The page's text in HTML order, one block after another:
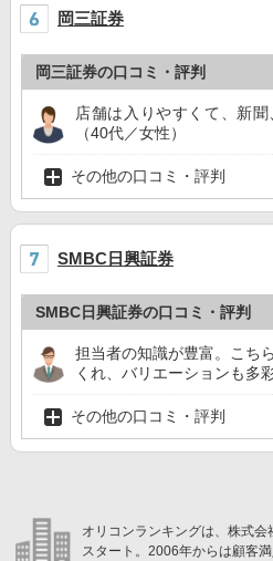
岡三証券
岡三証券の口コミ・評判
店舗は入りやすくて、新
（40代／女性）
その他の口コミ・評判
SMBC日興証券
SMBC日興証券の口コミ・評判
担当者の知識が豊富。こち
くれ、バリエーションも多
その他の口コミ・評判
オリコンランキングは、株式
スタート。2006年からは顧客満